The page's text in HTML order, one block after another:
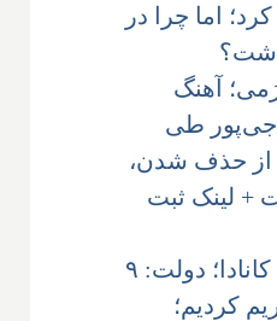
اما چرا در
آهنگ
طی
از حذف شدن،
+ لینک ثبت
طناب‌کشی در مجلس کانادا؛ دولت: ۹
تحریم کردیم؛